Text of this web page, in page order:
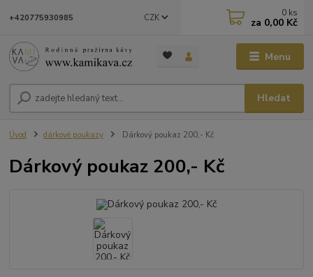
Menu
CZK
Hledat
+420775930985 0 ks
za 0,00 Kč
Úvod dárkové poukazy Dárkový poukaz 200,- Kč
Dárkový poukaz 200,- Kč